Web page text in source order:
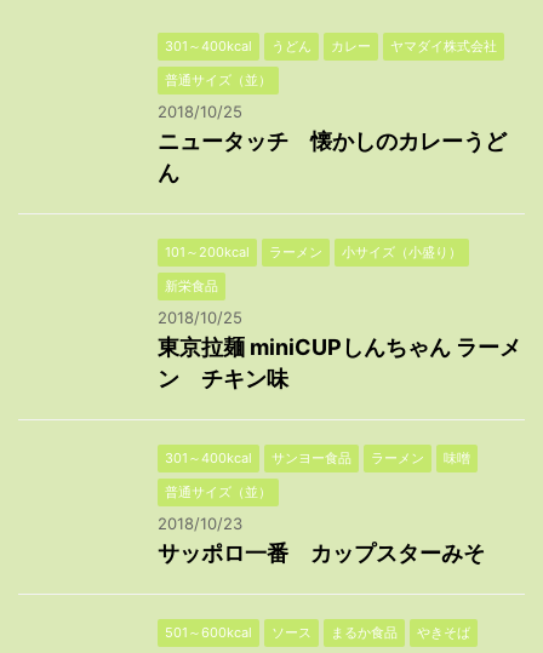
301～400kcal うどん カレー
ヤマダイ株式会社
普通サイズ（並）
2018/10/25
ニュータッチ 懐かしのカレーうど
ん
101～200kcal ラーメン
小サイズ（小盛り）
新栄食品
2018/10/25
東京拉麺 miniCUPしんちゃん ラーメ
ン チキン味
301～400kcal サンヨー食品 ラーメン
味噌
普通サイズ（並）
2018/10/23
サッポロ一番 カップスターみそ
501～600kcal ソース まるか食品 やきそば